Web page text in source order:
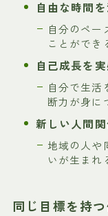
自由な時間
自分のペー
ことができ
自己成長を
自分で生活
断力が身に
新しい人間
地域の人や
いが生まれ
同じ目標を持